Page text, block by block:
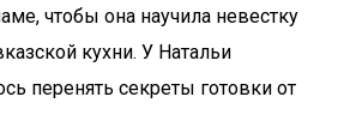
чтобы она научила невестку
кухни. У Натальи
перенять секреты готовки от